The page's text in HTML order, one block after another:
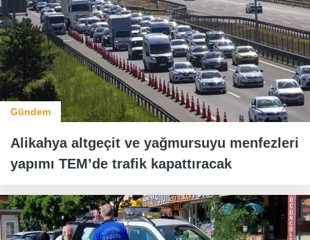
Gündem
Alikahya altgeçit ve yağmursuyu menfezleri
yapımı TEM’de trafik kapattıracak